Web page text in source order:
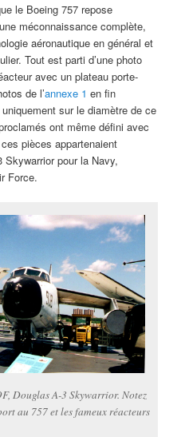
le Boeing 757 repose
méconnaissance complète,
aéronautique en général et
Tout est parti d’une photo
avec un plateau porte-
de l’annexe 1 en fin
sur le diamètre de ce
ont même défini avec
pièces appartenaient
pour la Navy,
Force.
Douglas A-3 Skywarrior. Notez
au 757 et les fameux réacteurs